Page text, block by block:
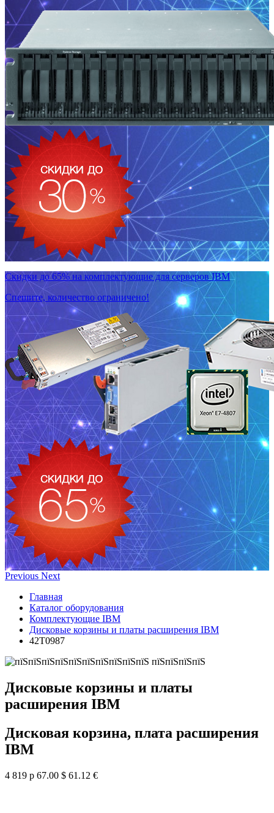
Скидки до 65% на комплектующие для серверов IBM
Спешите, количество ограничено!
Previous Next
Главная
Каталог оборудования
Комплектующие IBM
Дисковые корзины и платы расширения IBM
42T0987
Дисковые корзины и платы
расширения IBM
Дисковая корзина, плата расширения
IBM
4 819 р 67.00 $ 61.12 €